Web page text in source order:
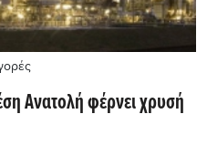
Ανατολή φέρνει χρυσή